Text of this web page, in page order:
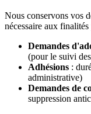
Nous conservons vos
nécessaire aux
Demandes
(pour le suivi
Adhésions :
administrative)
Demandes de
suppression